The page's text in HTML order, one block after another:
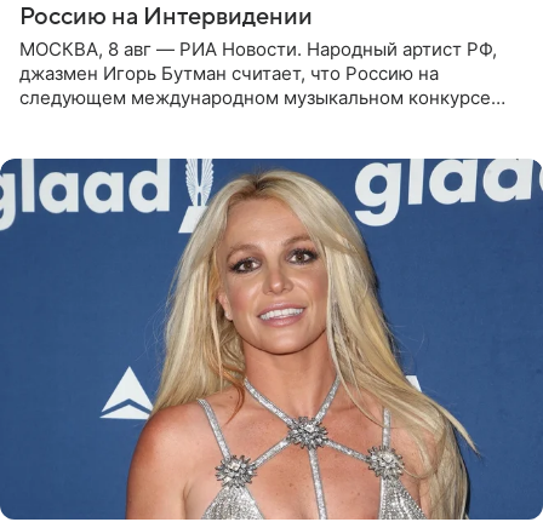
Россию на Интервидении
МОСКВА, 8 авг — РИА Новости. Народный артист РФ,
джазмен Игорь Бутман считает, что Россию на
следующем международном музыкальном конкурсе